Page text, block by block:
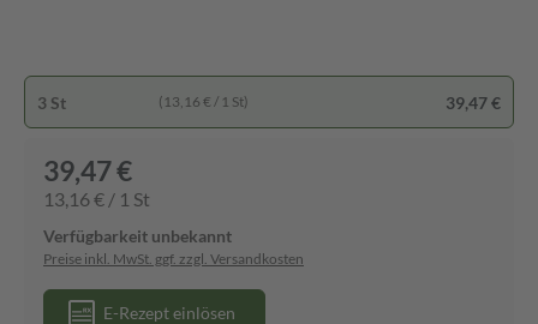
3 St (13,16 € / 1 St) 39,47 €
39,47 €
13,16 € / 1 St
Verfügbarkeit unbekannt
Preise inkl. MwSt. ggf. zzgl. Versandkosten
E-Rezept einlösen